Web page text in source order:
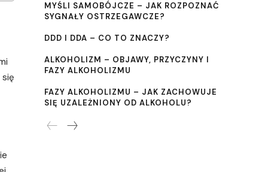
MYŚLI SAMOBÓJCZE – JAK ROZPOZNAĆ
SYGNAŁY OSTRZEGAWCZE?
DDD I DDA – CO TO ZNACZY?
ALKOHOLIZM – OBJAWY, PRZYCZYNY I
FAZY ALKOHOLIZMU
FAZY ALKOHOLIZMU – JAK ZACHOWUJE
SIĘ UZALEŻNIONY OD ALKOHOLU?